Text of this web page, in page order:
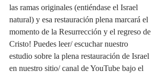
las ramas originales (entiéndase el Israel
natural) y esa restauración plena marcará el
momento de la Resurrección y el regreso de
Cristo! Puedes leer/ escuchar nuestro
estudio sobre la plena restauración de Israel
en nuestro sitio/ canal de YouTube bajo el